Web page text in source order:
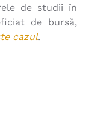
de studii în
de bursă,
cazul.